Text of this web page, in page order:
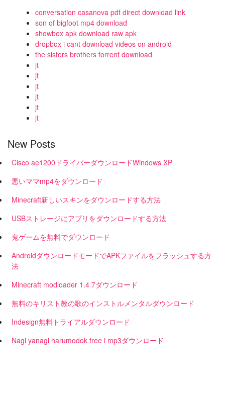
conversation casanova pdf direct download link
son of bigfoot mp4 download
showbox apk download raw apk
dropbox i cant download videos on android
the sisters brothers torrent download
jt
jt
jt
jt
jt
jt
New Posts
Cisco ae1200ドライバーダウンロードWindows XP
悪いママmp4をダウンロード
Minecraft新しいスキンをダウンロードする方法
USBストレージにアプリをダウンロードする方法
鬼ゲームを無料でダウンロード
AndroidダウンロードモードでAPKファイルをフラッシュする方
法
Minecraft modloader 1.4 7ダウンロード
無料のキリスト教の歌のインストルメンタルダウンロード
Indesign無料トライアルダウンロード
Nagi yanagi harumodok free i mp3ダウンロード